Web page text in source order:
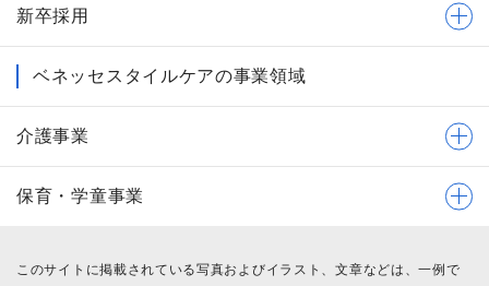
新卒採用
ベネッセスタイルケアの事業領域
介護事業
保育・学童事業
このサイトに掲載されている写真およびイラスト、文章などは、一例で